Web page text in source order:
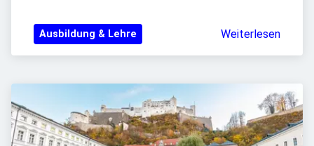
Ausbildung & Lehre Weiterlesen